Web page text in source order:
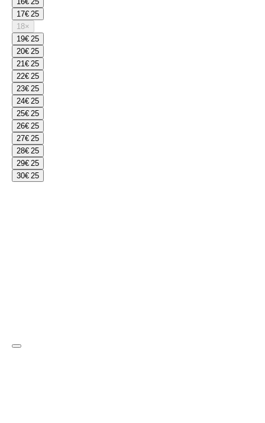
17€ 25
18×
19€ 25
20€ 25
21€ 25
22€ 25
23€ 25
24€ 25
25€ 25
26€ 25
27€ 25
28€ 25
29€ 25
30€ 25